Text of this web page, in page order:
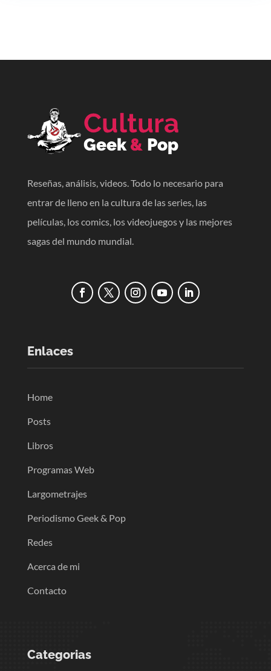
Reseñas, análisis, videos. Todo lo necesario para
entrar de lleno en la cultura de las series, las
películas, los comics, los videojuegos y las mejores
sagas del mundo mundial.
Enlaces
Home
Posts
Libros
Programas Web
Largometrajes
Periodismo Geek & Pop
Redes
Acerca de mi
Contacto
Categorias